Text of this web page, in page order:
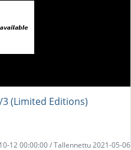
(Limited Editions)
12 00:00:00 / Tallennettu 2021-05-06